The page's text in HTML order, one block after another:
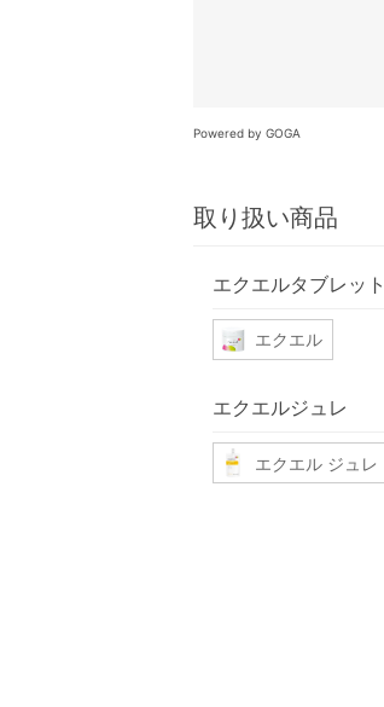
Powered by GOGA
取り扱い商品
エクエルタブレット
エクエル
エクエルジュレ
エクエル ジュレ